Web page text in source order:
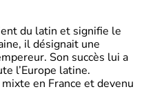
du latin et signifie le
il désignait une
Son succès lui a
l’Europe latine.
en France et devenu